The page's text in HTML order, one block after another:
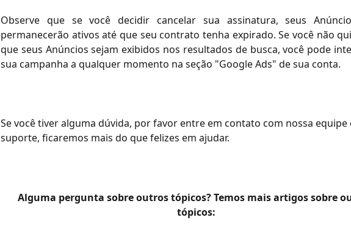
Observe que se você decidir cancelar sua assinatura, seus
permanecerão ativos até que seu contrato tenha expirado. Se você não
que seus Anúncios sejam exibidos nos resultados de busca, você pode
sua campanha a qualquer momento na seção "Google Ads" de sua conta.
Se você tiver alguma dúvida, por favor entre em contato com nossa equipe
suporte, ficaremos mais do que felizes em ajudar.
Alguma pergunta sobre outros tópicos? Temos mais artigos sobre
tópicos: